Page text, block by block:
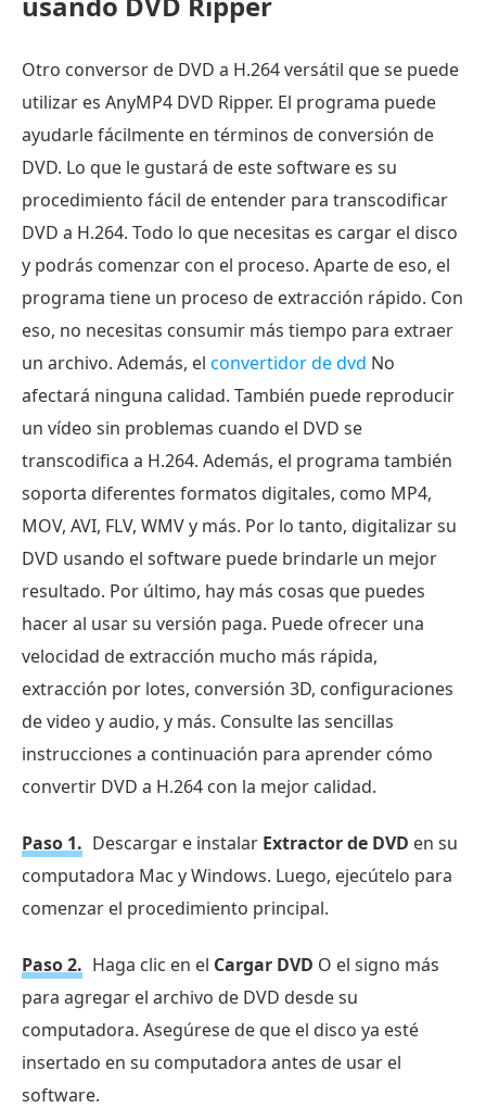
Otro conversor de DVD a H.264 versátil que se puede
utilizar es AnyMP4 DVD Ripper. El programa puede
ayudarle fácilmente en términos de conversión de
DVD. Lo que le gustará de este software es su
procedimiento fácil de entender para transcodificar
DVD a H.264. Todo lo que necesitas es cargar el disco
y podrás comenzar con el proceso. Aparte de eso, el
programa tiene un proceso de extracción rápido. Con
eso, no necesitas consumir más tiempo para extraer
un archivo. Además, el convertidor de dvd No
afectará ninguna calidad. También puede reproducir
un vídeo sin problemas cuando el DVD se
transcodifica a H.264. Además, el programa también
soporta diferentes formatos digitales, como MP4,
MOV, AVI, FLV, WMV y más. Por lo tanto, digitalizar su
DVD usando el software puede brindarle un mejor
resultado. Por último, hay más cosas que puedes
hacer al usar su versión paga. Puede ofrecer una
velocidad de extracción mucho más rápida,
extracción por lotes, conversión 3D, configuraciones
de video y audio, y más. Consulte las sencillas
instrucciones a continuación para aprender cómo
convertir DVD a H.264 con la mejor calidad.
Paso 1. Descargar e instalar Extractor de DVD en su
computadora Mac y Windows. Luego, ejecútelo para
comenzar el procedimiento principal.
Paso 2. Haga clic en el Cargar DVD O el signo más
para agregar el archivo de DVD desde su
computadora. Asegúrese de que el disco ya esté
insertado en su computadora antes de usar el
software.